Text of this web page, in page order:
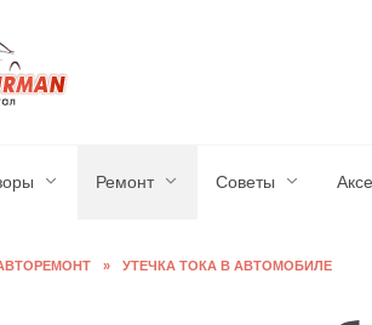
Ремонт Советы
» УТЕЧКА ТОКА В АВТОМОБИЛЕ